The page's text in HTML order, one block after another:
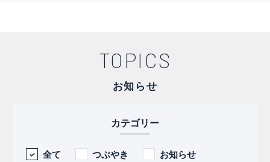
TOPICS
お知らせ
カテゴリー
全て つぶやき お知らせ